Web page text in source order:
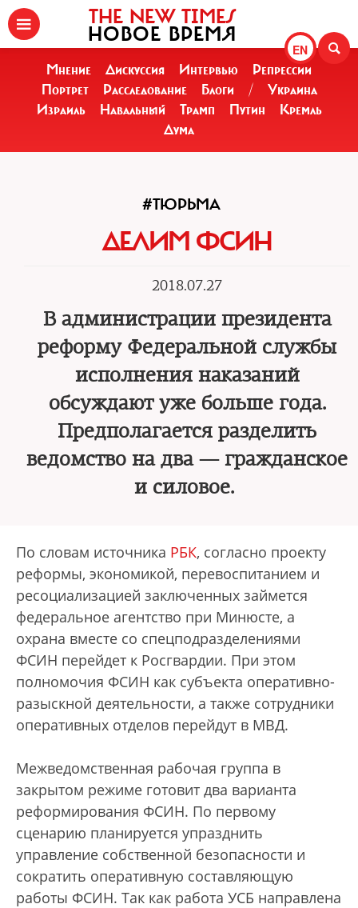
EN
THE NEW TIMES
НОВОЕ ВРЕМЯ
Мнение Дискуссия Интервью
Репрессии
Портрет
Расследование Блоги /
Украина
Израиль
Навальный Трамп Путин
Кремль
Дума
#ТЮРЬМА
ДЕЛИМ ФСИН
2018.07.27
В администрации президента
реформу Федеральной службы
исполнения наказаний
обсуждают уже больше года.
Предполагается разделить
ведомство на два — гражданское
и силовое.
По словам источника РБК, согласно проекту
реформы, экономикой, перевоспитанием и
ресоциализацией заключенных займется
федеральное агентство при Минюсте, а
охрана вместе со спецподразделениями
ФСИН перейдет к Росгвардии. При этом
полномочия ФСИН как субъекта оперативно-
разыскной деятельности, а также сотрудники
оперативных отделов перейдут в МВД.
Межведомственная рабочая группа в
закрытом режиме готовит два варианта
реформирования ФСИН. По первому
сценарию планируется упразднить
управление собственной безопасности и
сократить оперативную составляющую
работы ФСИН. Так как работа УСБ направлена